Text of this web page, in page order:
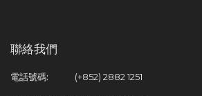
聯絡我們
電話號碼: (+852) 2882 1251